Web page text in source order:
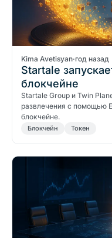
Kima Avetisyan·год назад
Startale
блокчейне
Startale Group и Twin
развлечения с помощью
блокчейне.
Блокчейн Токен